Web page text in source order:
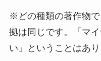
※どの種類の著作物
拠は同じです。「マ
い」ということはあり